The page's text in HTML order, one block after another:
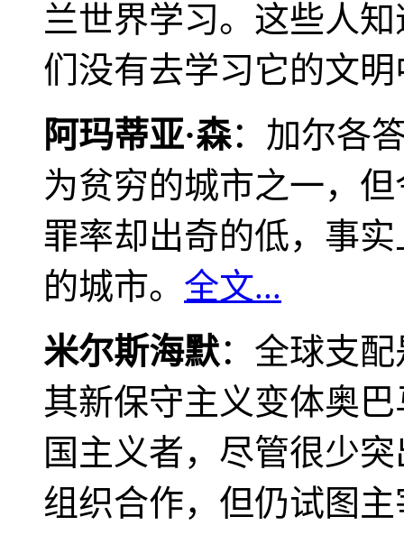
兰世界学习。这些人
们没有去学习它的文
阿玛蒂亚·森：加尔各
为贫穷的城市之一，
罪率却出奇的低，事
的城市。 全文...
米尔斯海默：全球支
其新保守主义变体奥
国主义者，尽管很少
组织合作，但仍试图